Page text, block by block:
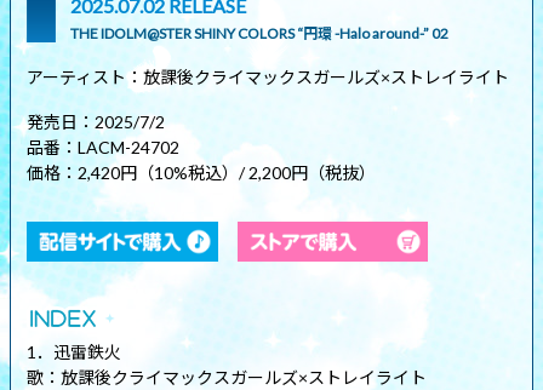
2025.07.02 RELEASE
THE IDOLM@STER SHINY COLORS “円環 -Halo around-” 02
アーティスト：放課後クライマックスガールズ×ストレイライト
発売日：2025/7/2
品番：LACM-24702
価格：2,420円（10%税込）/ 2,200円（税抜）
1．迅雷鉄火
歌：放課後クライマックスガールズ×ストレイライト